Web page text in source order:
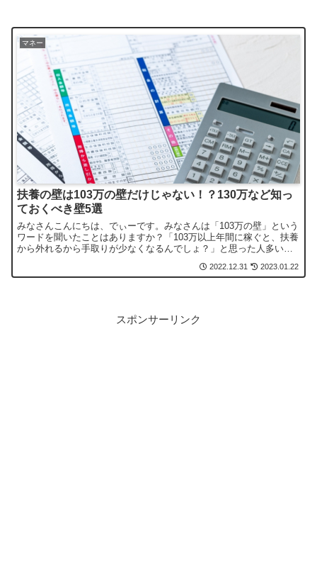
マネー
扶養の壁は103万の壁だけじゃない！？130万など知っ
ておくべき壁5選
みなさんこんにちは、でぃーです。みなさんは「103万の壁」という
ワードを聞いたことはありますか？「103万以上年間に稼ぐと、扶養
から外れるから手取りが少なくなるんでしょ？」と思った人多いの
2022.12.31 2023.01.22
スポンサーリンク